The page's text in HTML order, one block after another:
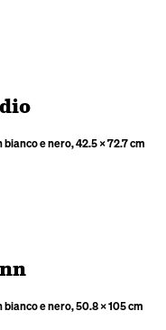
e nero, 42.5 × 72.7 cm
e nero, 50.8 × 105 cm